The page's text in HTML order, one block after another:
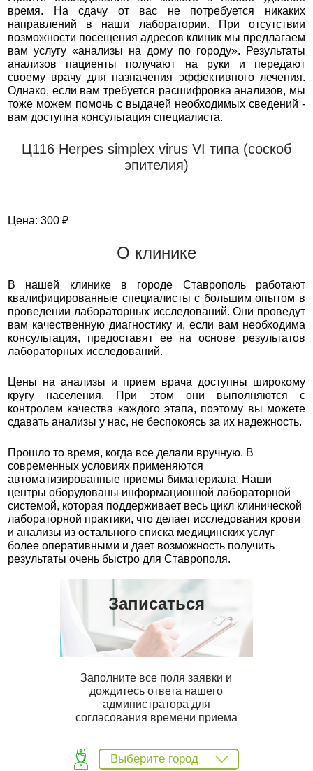
время. На сдачу от вас не потребуется никаких
направлений в наши лаборатории. При отсутствии
возможности посещения адресов клиник мы предлагаем
вам услугу «анализы на дому по городу». Результаты
анализов пациенты получают на руки и передают
своему врачу для назначения эффективного лечения.
Однако, если вам требуется расшифровка анализов, мы
тоже можем помочь с выдачей необходимых сведений -
вам доступна консультация специалиста.
Ц116 Herpes simplex virus VI типа (соскоб
эпителия)
Цена: 300 ₽
О клинике
В нашей клинике в городе Ставрополь работают
квалифицированные специалисты с большим опытом в
проведении лабораторных исследований. Они проведут
вам качественную диагностику и, если вам необходима
консультация, предоставят ее на основе результатов
лабораторных исследований.
Цены на анализы и прием врача доступны широкому
кругу населения. При этом они выполняются с
контролем качества каждого этапа, поэтому вы можете
сдавать анализы у нас, не беспокоясь за их надежность.
Прошло то время, когда все делали вручную. В
современных условиях применяются
автоматизированные приемы биматериала. Наши
центры оборудованы информационной лабораторной
системой, которая поддерживает весь цикл клинической
лабораторной практики, что делает исследования крови
и анализы из остального списка медицинских услуг
более оперативными и дает возможность получить
результаты очень быстро для Ставрополя.
Записаться
Заполните все поля заявки и
дождитесь ответа нашего
администратора для
согласования времени приема
Выберите город